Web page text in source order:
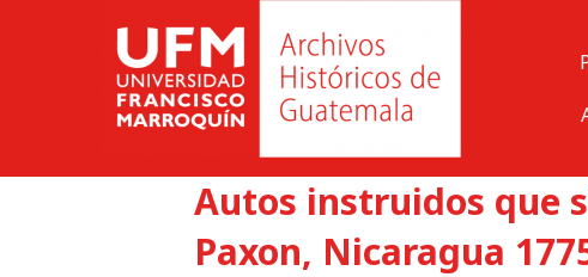
Autos instruidos que
Paxon, Nicaragua